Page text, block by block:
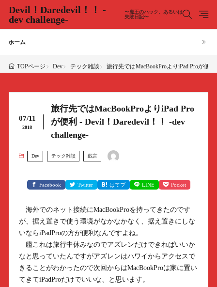
Devil！Daredevil！！ -
dev challenge-
〜魔王のハック、あるいは
失敗日記〜
ホーム
TOPページ Dev テック雑談 旅行先ではMacBookProよりiPad Proが便
07/11
2018
旅行先ではMacBookProよりiPad Pro
が便利 - Devil！Daredevil！！ -dev
challenge-
Dev テック雑談 戯言
Facebook Twitter はてブ LINE Pocket
海外でのネット接続にMacBookProを持ってきたのです
が、据え置きで使う環境がなかなかなく、据え置きにしな
いならiPadProの方が便利なんですよね。
艦これは旅行中休みなのでアズレンだけできればいいか
なと思っていたんですがアズレンはハワイからアクセスで
きることがわかったので次回からはMacBookProは家に置い
てきてiPadProだけでいいな、と思います。